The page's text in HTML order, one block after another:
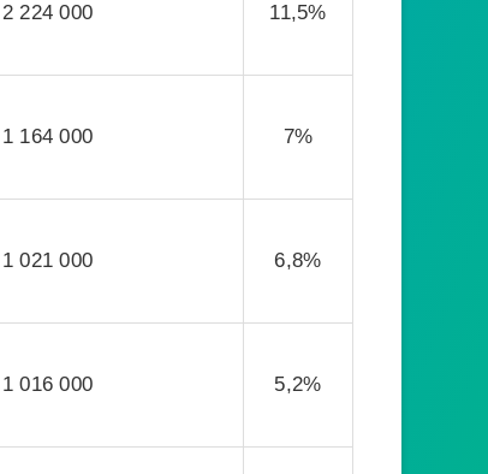
2 224 000 11,5%
1 164 000 7%
1 021 000 6,8%
1 016 000 5,2%